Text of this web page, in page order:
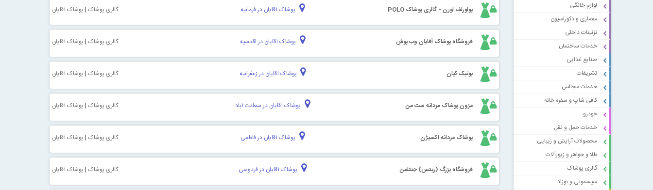
لوازم خانگی
معماری و دکوراسیون
تزئینات داخلی
خدمات ساختمان
صنایع غذایی
تشریفات
خدمات مجالس
کافی شاپ و سفره خانه
خودرو
خدمات حمل و نقل
محصولات آرایش و زیبایی
طلا و جواهر و زیورآلات
گالری پوشاک
سیسمونی و نوزاد
پولورلف لورن - گالری پوشاک POLO پوشاک آقایان در فرمانیه گالری پوشاک| پوشاک آقایان
فروشگاه پوشاک آقایان وب پوش پوشاک آقایان در اقدسیه گالری پوشاک| پوشاک آقایان
بوتیک کیان پوشاک آقایان در زعفرانیه گالری پوشاک| پوشاک آقایان
مزون پوشاک مردانه ست من پوشاک آقایان در سعادت آباد گالری پوشاک| پوشاک آقایان
پوشاک مردانه اکسیژن پوشاک آقایان در فاطمی گالری پوشاک| پوشاک آقایان
فروشگاه بزرگ (ریتس) جنتلمن پوشاک آقایان در فردوسی گالری پوشاک| پوشاک آقایان